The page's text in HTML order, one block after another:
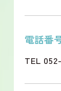
電話番
TEL